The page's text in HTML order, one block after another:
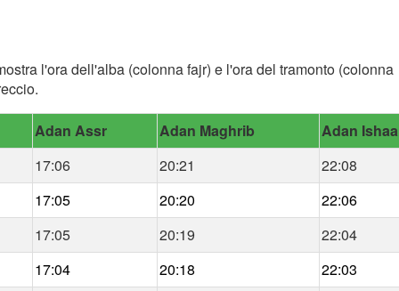
l'ora dell'alba (colonna fajr) e l'ora del tramonto (colonna
Adan Assr Adan Maghrib
Adan Ishaa
17:06 20:21
22:08
17:05 20:20
22:06
17:05 20:19
22:04
17:04 20:18
22:03